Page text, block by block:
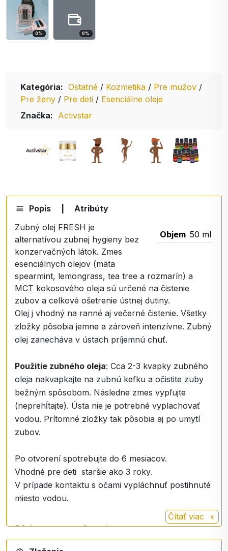
0% 0%
Kategória: Ostatné / Kozmetika / Pre mužov /
Pre ženy / Pre deti / Esenciálne oleje
Značka: Activstar
Popis Atribúty
Objem 50 ml
Zubný olej FRESH je
alternatívou zubnej hygieny bez
konzervačných látok. Zmes
esenciálnych olejov (mäta
spearmint, lemongrass, tea tree a rozmarín) a
MCT kokosového oleja sú určené na čistenie
zubov a celkové ošetrenie ústnej dutiny.
Olej j vhodný na ranné aj večerné čistenie. Všetky
zložky pôsobia jemne a zároveň intenzívne. Zubný
olej zanecháva v ústach príjemnú chuť.
Použitie zubného oleja: Cca 2-3 kvapky zubného
oleja nakvapkajte na zubnú kefku a očistite zuby
bežným spôsobom. Následne zmes vypľujte
(neprehĺtajte). Ústa nie je potrebné vyplachovať
vodou. Prítomné zložky tak pôsobia aj po umytí
zubov.
Po otvorení spotrebujte do 6 mesiacov.
Vhodné pre deti staršie ako 3 roky.
V prípade kontaktu s očami vypláchnuť postihnuté
miesto vodou.
Dávka na cca na 6 mesiacov
Čítať viac